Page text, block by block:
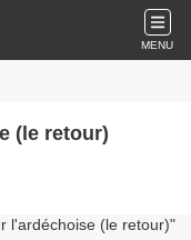
MENU
(le retour)